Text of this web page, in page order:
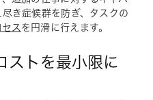
き症候群を防ぎ、タスクの
ス を円滑に行えます。
ストを最小限に